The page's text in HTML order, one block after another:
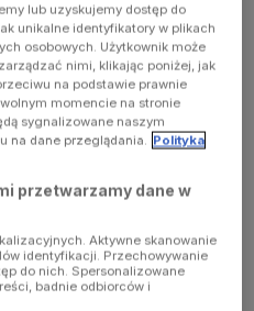
lub uzyskujemy dostęp do
unikalne identyfikatory w plikach
osobowych. Użytkownik może
nimi, klikając poniżej, jak
na podstawie prawnie
momencie na stronie
sygnalizowane naszym
na dane przeglądania. Polityka
przetwarzamy dane w
Aktywne skanowanie
identyfikacji. Przechowywanie
do nich. Spersonalizowane
badnie odbiorców i